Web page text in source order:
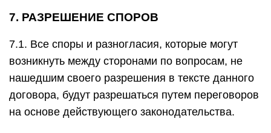
7. РАЗРЕШЕНИЕ СПОРОВ
7.1. Все споры и разногласия, которые могут
возникнуть между сторонами по вопросам, не
нашедшим своего разрешения в тексте данного
договора, будут разрешаться путем переговоров
на основе действующего законодательства.